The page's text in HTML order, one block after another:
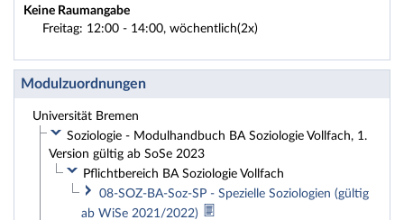
Keine Raumangabe
Freitag: 12:00 - 14:00, wöchentlich(2x)
Modulzuordnungen
Universität Bremen
Soziologie - Modulhandbuch BA Soziologie Vollfach, 1.
Version gültig ab SoSe 2023
Pflichtbereich BA Soziologie Vollfach
08-SOZ-BA-Soz-SP - Spezielle Soziologien (gültig
ab WiSe 2021/2022)